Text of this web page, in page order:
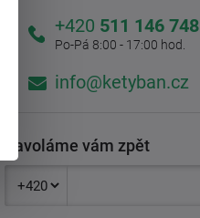
+420 511 146 748
Po-Pá 8:00 - 17:00 hod.
info@ketyban.cz
Zavoláme vám zpět